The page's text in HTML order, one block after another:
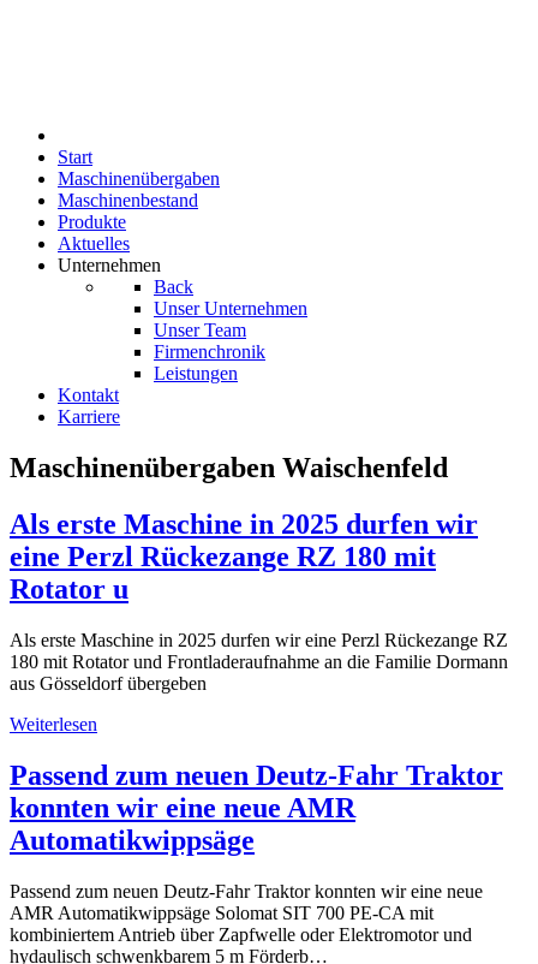
Start
Maschinenübergaben
Maschinenbestand
Produkte
Aktuelles
Unternehmen
Back
Unser Unternehmen
Unser Team
Firmenchronik
Leistungen
Kontakt
Karriere
Maschinenübergaben Waischenfeld
Als erste Maschine in 2025 durfen wir
eine Perzl Rückezange RZ 180 mit
Rotator u
Als erste Maschine in 2025 durfen wir eine Perzl Rückezange RZ
180 mit Rotator und Frontladeraufnahme an die Familie Dormann
aus Gösseldorf übergeben
Weiterlesen
Passend zum neuen Deutz-Fahr Traktor
konnten wir eine neue AMR
Automatikwippsäge
Passend zum neuen Deutz-Fahr Traktor konnten wir eine neue
AMR Automatikwippsäge Solomat SIT 700 PE-CA mit
kombiniertem Antrieb über Zapfwelle oder Elektromotor und
hydaulisch schwenkbarem 5 m Förderb…